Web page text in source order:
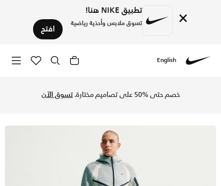
× تطبيق NIKE هنا!
تسوق ملابس وأحذية رياضية افتح
English
خصم حتى %50 على تصاميم مختارة. تسوق الآن